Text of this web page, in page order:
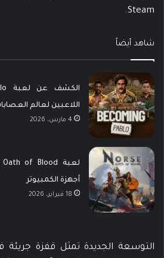
Steam.
شاهد أيضاً
اللاعبين لعالم
4 مارس، 2026
أجهزة الكمبيوتر
18 فبراير، 2026